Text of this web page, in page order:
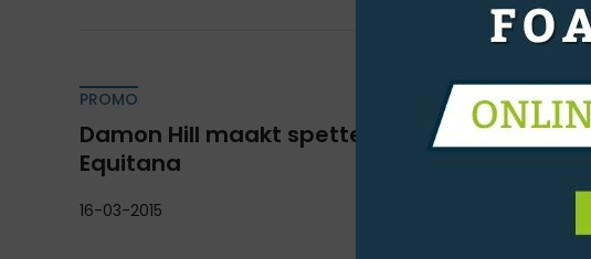
PROMO
Damon Hill maakt spetterende indruk tijdens
Equitana
16-03-2015